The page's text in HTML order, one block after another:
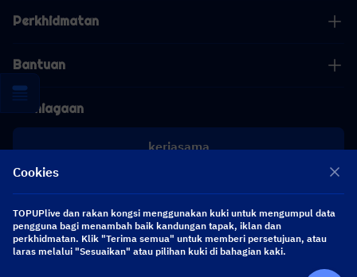
Perkhidmatan
Bantuan
Perniagaan
kerjasama
[email protected]
Ikuti kami
Cookies
TOPUPlive dan rakan kongsi menggunakan kuki untuk mengumpul data
pengguna bagi menambah baik kandungan tapak, iklan dan
perkhidmatan. Klik "Terima semua" untuk memberi persetujuan, atau
laras melalui "Sesuaikan" atau pilihan kuki di bahagian kaki.